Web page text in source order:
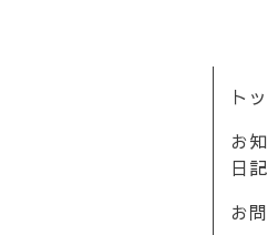
ト
お
日記
お